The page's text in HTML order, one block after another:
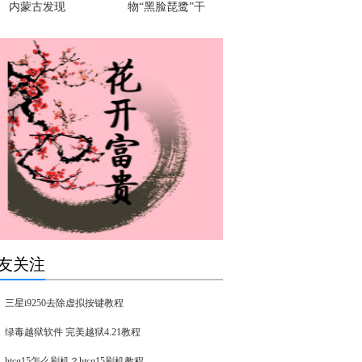
内蒙古发现 物“黑脸琵鹭”干
关注
三星i9250去除虚拟按键教程
绿毒越狱软件 完美越狱4.21教程